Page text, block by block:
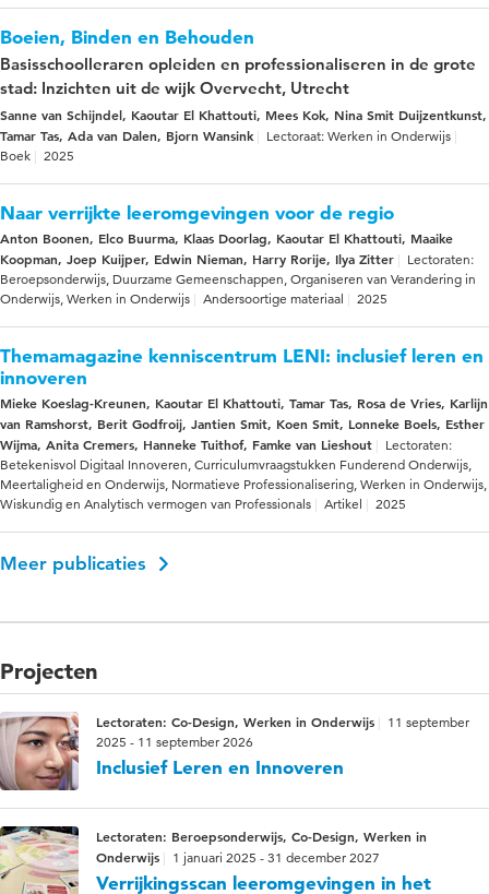
Boeien, Binden en Behouden
Basisschoolleraren opleiden en professionaliseren in de grote
stad: Inzichten uit de wijk Overvecht, Utrecht
Sanne van Schijndel, Kaoutar El Khattouti, Mees Kok, Nina Smit Duijzentkunst,
Tamar Tas, Ada van Dalen, Bjorn Wansink
Lectoraat: Werken in Onderwijs
Boek
2025
Naar verrijkte leeromgevingen voor de regio
Anton Boonen, Elco Buurma, Klaas Doorlag, Kaoutar El Khattouti, Maaike
Koopman, Joep Kuijper, Edwin Nieman, Harry Rorije, Ilya Zitter
Lectoraten:
Beroepsonderwijs, Duurzame Gemeenschappen, Organiseren van Verandering in
Onderwijs, Werken in Onderwijs
Andersoortige materiaal 2025
Themamagazine kenniscentrum LENI: inclusief leren en
innoveren
Mieke Koeslag-Kreunen, Kaoutar El Khattouti, Tamar Tas, Rosa de Vries, Karlijn
van Ramshorst, Berit Godfroij, Jantien Smit, Koen Smit, Lonneke Boels, Esther
Wijma, Anita Cremers, Hanneke Tuithof, Famke van Lieshout
Lectoraten:
Betekenisvol Digitaal Innoveren, Curriculumvraagstukken Funderend Onderwijs,
Meertaligheid en Onderwijs, Normatieve Professionalisering, Werken in Onderwijs,
Wiskundig en Analytisch vermogen van Professionals
Artikel 2025
Meer publicaties
Projecten
Lectoraten: Co-Design, Werken in Onderwijs
11 september
2025 - 11 september 2026
Inclusief Leren en Innoveren
Lectoraten: Beroepsonderwijs, Co-Design, Werken in
Onderwijs
1 januari 2025 - 31 december 2027
Verrijkingsscan leeromgevingen in het